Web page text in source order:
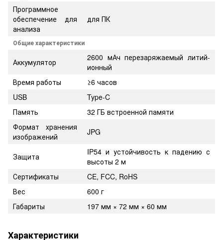
Программное
обеспечение для
анализа
для ПК
Общие характеристики
Аккумулятор
2600 мАч перезаряжаемый литий-
ионный
Время работы
≥6 часов
USB
Type-C
Память
32 ГБ встроенной памяти
Формат хранения
изображений
JPG
Защита
IP54 и устойчивость к падению с
высоты 2 м
Сертификаты
CE, FCC, RoHS
Вес
600 г
Габариты
197 мм × 72 мм × 60 мм
Характеристики